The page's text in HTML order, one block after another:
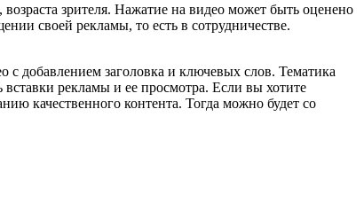
зрителя. Нажатие на видео может быть оценено
своей рекламы, то есть в сотрудничестве.
с добавлением заголовка и ключевых слов. Тематика
рекламы и ее просмотра. Если вы хотите
качественного контента. Тогда можно будет со